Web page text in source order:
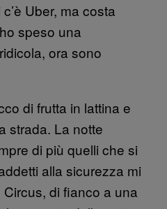
Uber, ma costa
speso una
ora sono
di frutta in lattina e
strada. La notte
di più quelli che si
alla sicurezza mi
di fianco a una